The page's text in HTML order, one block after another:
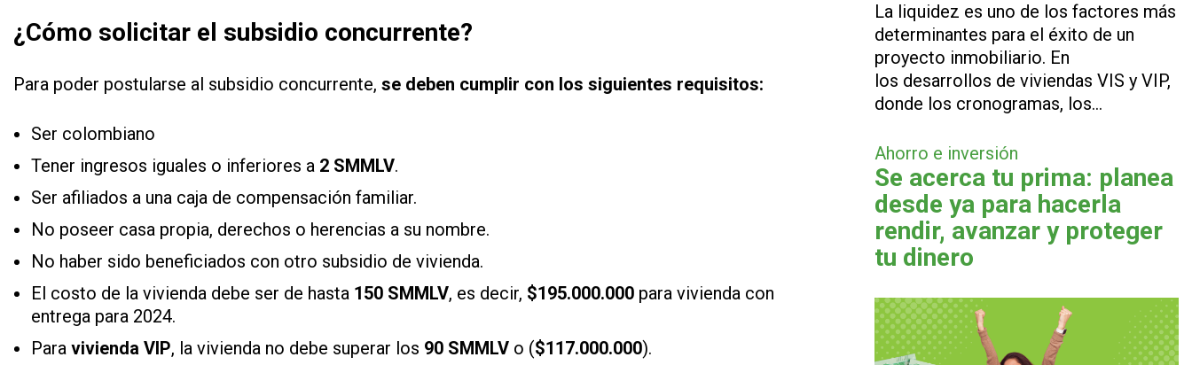
¿Cómo solicitar el subsidio concurrente?
Para poder postularse al subsidio concurrente, se deben cumplir con los siguientes requisitos:
Ser colombiano
Tener ingresos iguales o inferiores a 2 SMMLV.
Ser afiliados a una caja de compensación familiar.
No poseer casa propia, derechos o herencias a su nombre.
No haber sido beneficiados con otro subsidio de vivienda.
El costo de la vivienda debe ser de hasta 150 SMMLV, es decir, $195.000.000 para vivienda con
entrega para 2024.
Para vivienda VIP, la vivienda no debe superar los 90 SMMLV o ($117.000.000).
La liquidez es uno de los factores más
determinantes para el éxito de un
proyecto inmobiliario. En
los desarrollos de viviendas VIS y VIP,
donde los cronogramas, los…
Ahorro e inversión
Se acerca tu prima: planea
desde ya para hacerla
rendir, avanzar y proteger
tu dinero